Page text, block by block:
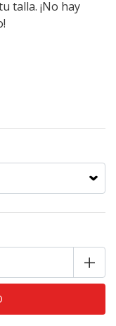
talla. ¡No hay
+